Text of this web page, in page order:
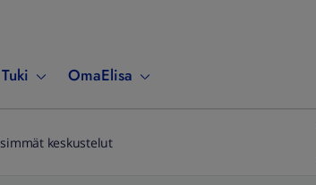
Tuki OmaElisa
keskustelut